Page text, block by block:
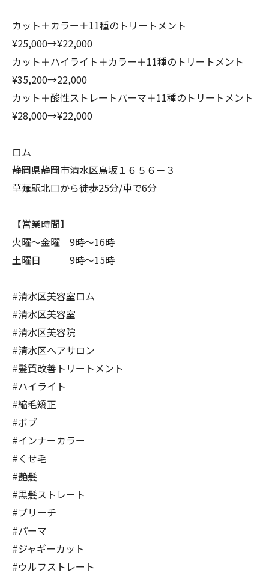
カット＋カラー＋11種のトリートメント
¥25,000→¥22,000
カット＋ハイライト＋カラー＋11種のトリートメント
¥35,200→22,000
カット＋酸性ストレートパーマ＋11種のトリートメント
¥28,000→¥22,000
ロム
静岡県静岡市清水区鳥坂１６５６－３
草薙駅北口から徒歩25分/車で6分
【営業時間】
火曜～金曜 9時～16時
土曜日 9時〜15時
#清水区美容室ロム
#清水区美容室
#清水区美容院
#清水区ヘアサロン
#髪質改善トリートメント
#ハイライト
#縮毛矯正
#ボブ
#インナーカラー
#くせ毛
#艶髪
#黒髪ストレート
#ブリーチ
#パーマ
#ジャギーカット
#ウルフストレート